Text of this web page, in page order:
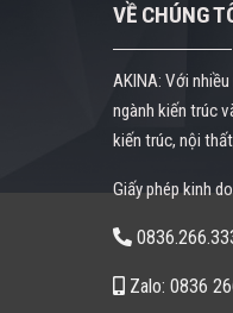
VỀ CHÚNG
AKINA: Với
ngành kiến trúc
kiến trúc, nội
Giấy phép kinh
Zalo: 0836